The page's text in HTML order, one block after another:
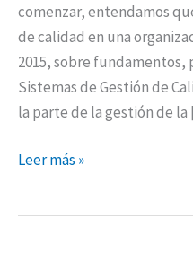
comenzar, entendamos
de calidad en una
2015, sobre fundamentos,
Sistemas de Gestión de
la parte de la gestión de
Leer más »